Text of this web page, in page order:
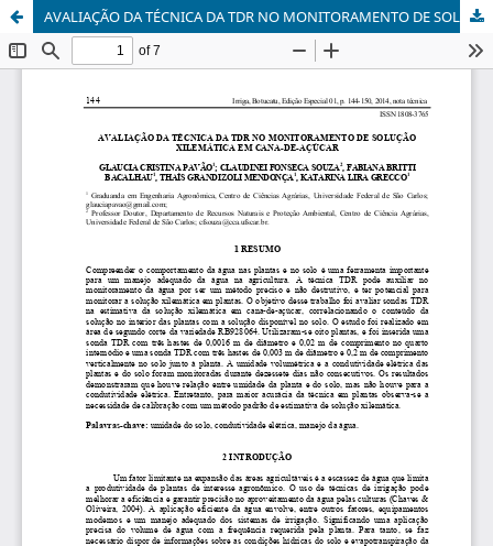
AVALIAÇÃO DA TÉCNICA DA TDR NO MONITORAMENTO DE SOLUÇÃO XILEMÁTICA EM CANA-DE-AÇÚCAR